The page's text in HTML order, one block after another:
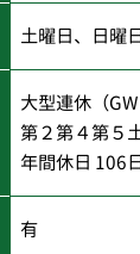
土曜日、日曜
大型連休（
第２第４第５
年間休日 106
有